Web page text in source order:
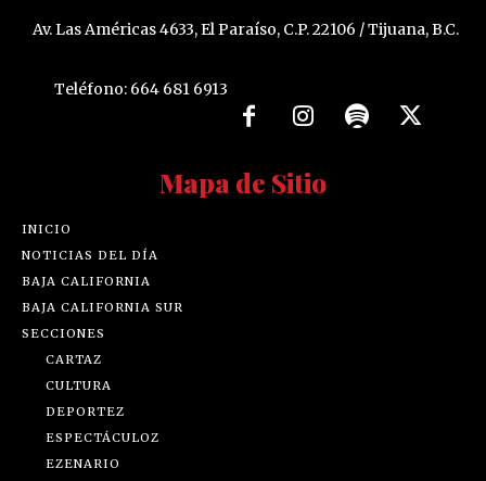
Av. Las Américas 4633, El Paraíso, C.P. 22106 / Tijuana, B.C.
Teléfono: 664 681 6913
Mapa de Sitio
INICIO
NOTICIAS DEL DÍA
BAJA CALIFORNIA
BAJA CALIFORNIA SUR
SECCIONES
CARTAZ
CULTURA
DEPORTEZ
ESPECTÁCULOZ
EZENARIO